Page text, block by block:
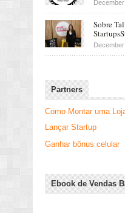
Sobre
Partners
Como Montar uma
Lançar Startup
Ganhar bônus celular
Ebook de Vendas